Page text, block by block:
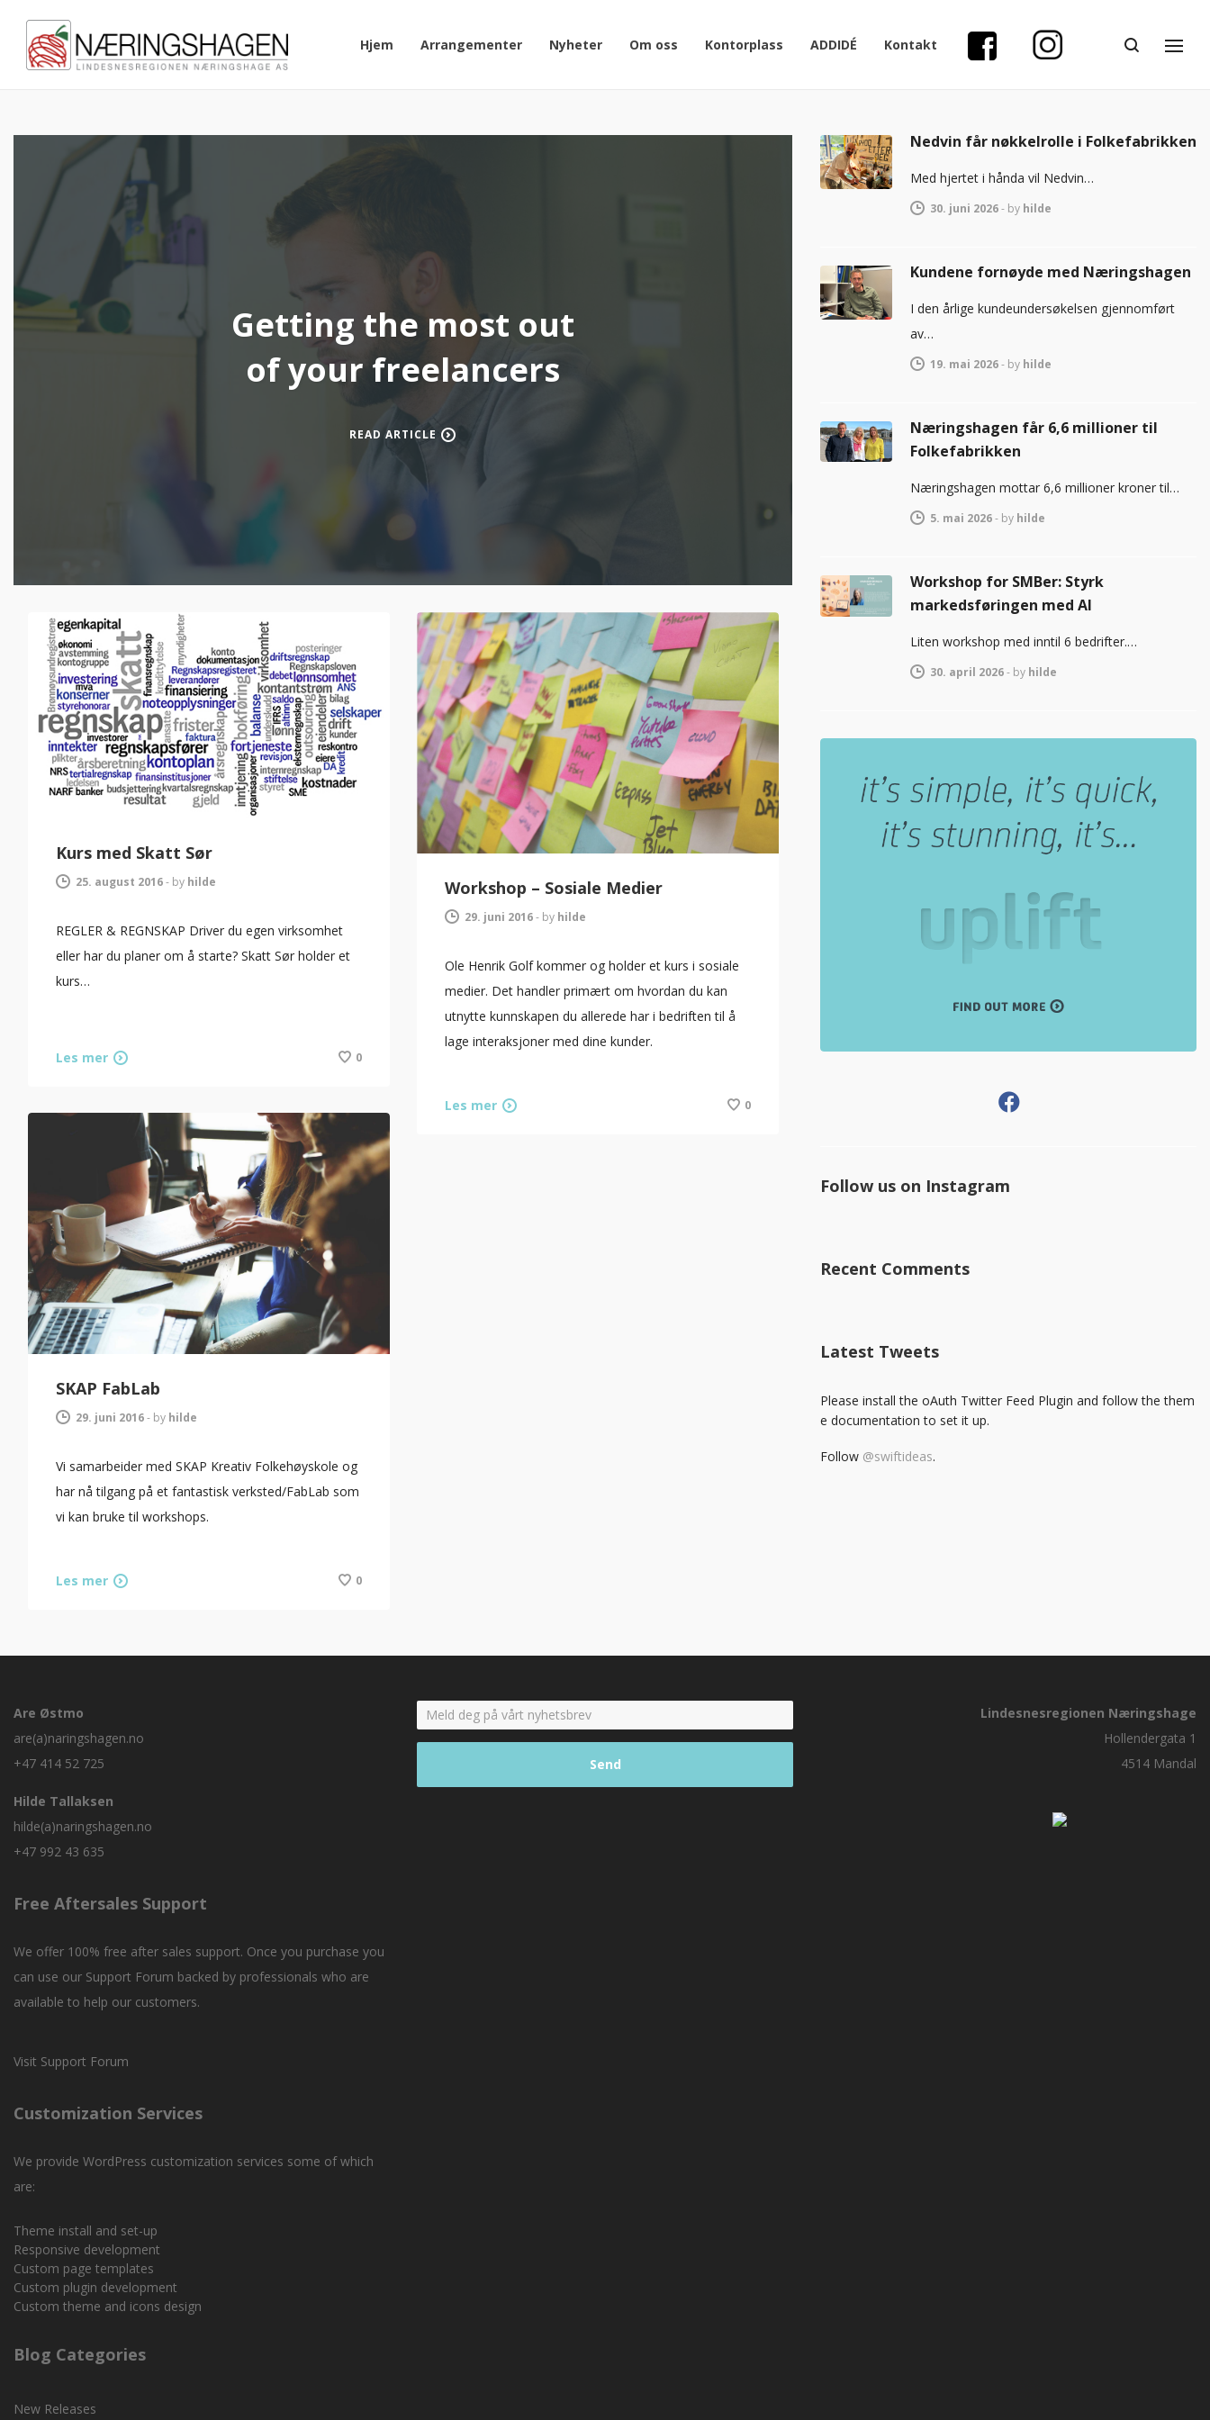
Hjem Arrangementer Nyheter Om oss Kontorplass ADDIDÉ Kontakt
Getting the most out
of your freelancers
READ ARTICLE
Kurs med Skatt Sør
25. august 2016- by hilde
REGLER & REGNSKAP Driver du egen virksomhet
eller har du planer om å starte? Skatt Sør holder et
kurs…
Les mer 0
Workshop – Sosiale Medier
29. juni 2016- by hilde
Ole Henrik Golf kommer og holder et kurs i sosiale
medier. Det handler primært om hvordan du kan
utnytte kunnskapen du allerede har i bedriften til å
lage interaksjoner med dine kunder.
Les mer 0
SKAP FabLab
29. juni 2016- by hilde
Vi samarbeider med SKAP Kreativ Folkehøyskole og
har nå tilgang på et fantastisk verksted/FabLab som
vi kan bruke til workshops.
Les mer 0
Nedvin får nøkkelrolle i Folkefabrikken
Med hjertet i hånda vil Nedvin…
30. juni 2026- by hilde
Kundene fornøyde med Næringshagen
I den årlige kundeundersøkelsen gjennomført
av…
19. mai 2026- by hilde
Næringshagen får 6,6 millioner til
Folkefabrikken
Næringshagen mottar 6,6 millioner kroner til…
5. mai 2026- by hilde
Workshop for SMBer: Styrk
markedsføringen med AI
Liten workshop med inntil 6 bedrifter.…
30. april 2026- by hilde
Follow us on Instagram
Recent Comments
Latest Tweets
Please install the oAuth Twitter Feed Plugin and follow the them
e documentation to set it up.
Follow @swiftideas.
Are Østmo
are(a)naringshagen.no
+47 414 52 725
Hilde Tallaksen
hilde(a)naringshagen.no
+47 992 43 635
Free Aftersales Support
We offer 100% free after sales support. Once you purchase you
can use our Support Forum backed by professionals who are
available to help our customers.
Visit Support Forum
Customization Services
We provide WordPress customization services some of which
are:
Theme install and set-up
Responsive development
Custom page templates
Custom plugin development
Custom theme and icons design
Blog Categories
New Releases
Lindesnesregionen Næringshage
Hollendergata 1
4514 Mandal